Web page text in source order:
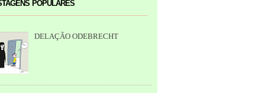
DELAÇÃO ODEBRECHT